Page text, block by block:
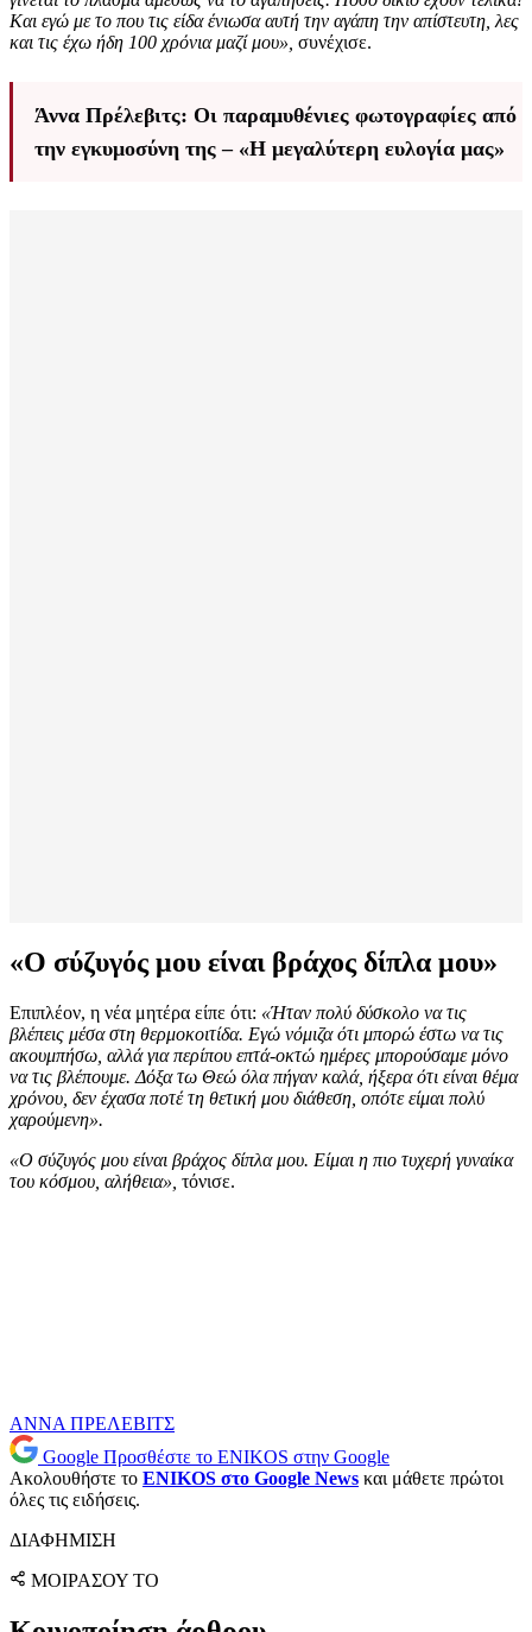
Και εγώ με το που τις είδα ένιωσα αυτή την αγάπη την απίστευτη, λες
και τις έχω ήδη 100 χρόνια μαζί μου», συνέχισε.
Άννα Πρέλεβιτς: Οι παραμυθένιες φωτογραφίες από
την εγκυμοσύνη της – «Η μεγαλύτερη ευλογία μας»
«Ο σύζυγός μου είναι βράχος δίπλα μου»
Επιπλέον, η νέα μητέρα είπε ότι: «Ήταν πολύ δύσκολο να τις
βλέπεις μέσα στη θερμοκοιτίδα. Εγώ νόμιζα ότι μπορώ έστω να τις
ακουμπήσω, αλλά για περίπου επτά-οκτώ ημέρες μπορούσαμε μόνο
να τις βλέπουμε. Δόξα τω Θεώ όλα πήγαν καλά, ήξερα ότι είναι θέμα
χρόνου, δεν έχασα ποτέ τη θετική μου διάθεση, οπότε είμαι πολύ
χαρούμενη».
«Ο σύζυγός μου είναι βράχος δίπλα μου. Είμαι η πιο τυχερή γυναίκα
του κόσμου, αλήθεια», τόνισε.
ΑΝΝΑ ΠΡΕΛΕΒΙΤΣ
Google Προσθέστε το ENIKOS στην Google
Ακολουθήστε το ENIKOS στο Google News και μάθετε πρώτοι
όλες τις ειδήσεις.
ΔΙΑΦΗΜΙΣΗ
ΜΟΙΡΑΣΟΥ ΤΟ